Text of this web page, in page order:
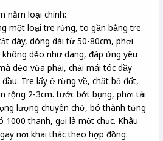
năm loại chính:
một loại tre rừng, to gần bằng tre
dày, dóng dài từ 50-80cm, phơi
dẻo như dang, đáp ứng yêu
dẻo vừa phải, chải mái tóc dầy
Tre lấy ở rừng về, chặt bỏ đốt,
rộng 2-3cm. tước bớt bụng, phơi tái
lượng chuyên chở, bó thành từng
1000 thanh, gọi là một chục. Khâu
nơi khai thác theo hợp đồng.